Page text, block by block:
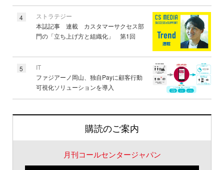
4
ストラテジー
本誌記事 連載 カスタマーサクセス部
門の「立ち上げ方と組織化」 第1回
5
IT
ファジアーノ岡山、独自Payに顧客行動
可視化ソリューションを導入
購読のご案内
月刊コールセンタージャパン